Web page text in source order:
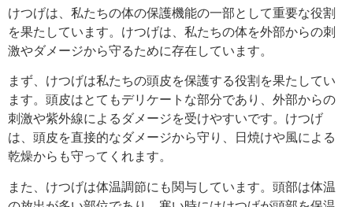
けつげは、私たちの体の保護機能の一部として重要な役割
を果たしています。けつげは、私たちの体を外部からの刺
激やダメージから守るために存在しています。
まず、けつげは私たちの頭皮を保護する役割を果たしてい
ます。頭皮はとてもデリケートな部分であり、外部からの
刺激や紫外線によるダメージを受けやすいです。けつげ
は、頭皮を直接的なダメージから守り、日焼けや風による
乾燥からも守ってくれます。
また、けつげは体温調節にも関与しています。頭部は体温